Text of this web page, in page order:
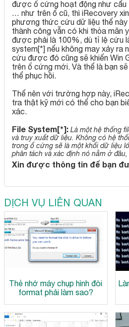
được ổ cứng hoạt động như cấu
… như trên ổ cũ, thì iRecovery
phương thức cứu dữ liệu thế này
thành công vẫn có khi thỏa mãn
được phải là 100%, dù tỉ lệ cứu
system[*] nếu không may xảy ra
cứu được đó cũng sẽ khiến Win
trên ổ cứng mới. Và thế là bạn
thể phục hồi.
Thế nên với trường hợp này,
tra thật kỹ mới có thể cho bạn
xác.
File System[*]: Là một hệ thống
và truy xuất dữ liệu. Không có hệ
trong ổ cứng sẽ là một khối dữ liệu
phân tách và xác định nó nằm ở
Xin được thông tin để bạn
DỊCH VỤ LIÊN QUAN
Thẻ nhớ máy chụp hình đòi
format phải làm sao?